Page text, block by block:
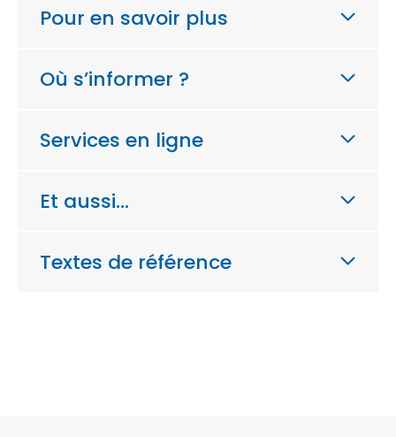
Pour en savoir plus
Où s’informer ?
Services en ligne
Et aussi…
Textes de référence